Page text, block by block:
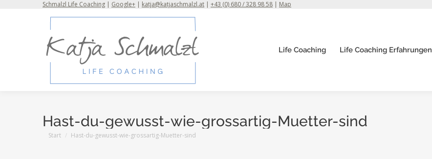
Schmalzl Life Coaching | Google+ | katja@katjaschmalzl.at | +43 (0) 680 / 328 98 58 | Map
Life Coaching Life Coaching Erfahrungen
Hast-du-gewusst-wie-grossartig-Muetter-sind
Sie befinden sich hier:
Start Hast-du-gewusst-wie-grossartig-Muetter-sind